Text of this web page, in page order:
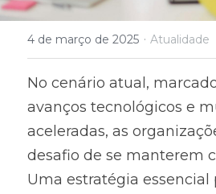
4 de março de 2025 · Atualidade
No cenário atual,
avanços tecnológicos e
aceleradas, as
desafio de se manterem
Uma estratégia essencial